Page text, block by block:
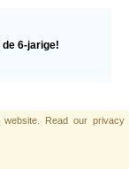
de 6-jarige!
in
Read our privacy